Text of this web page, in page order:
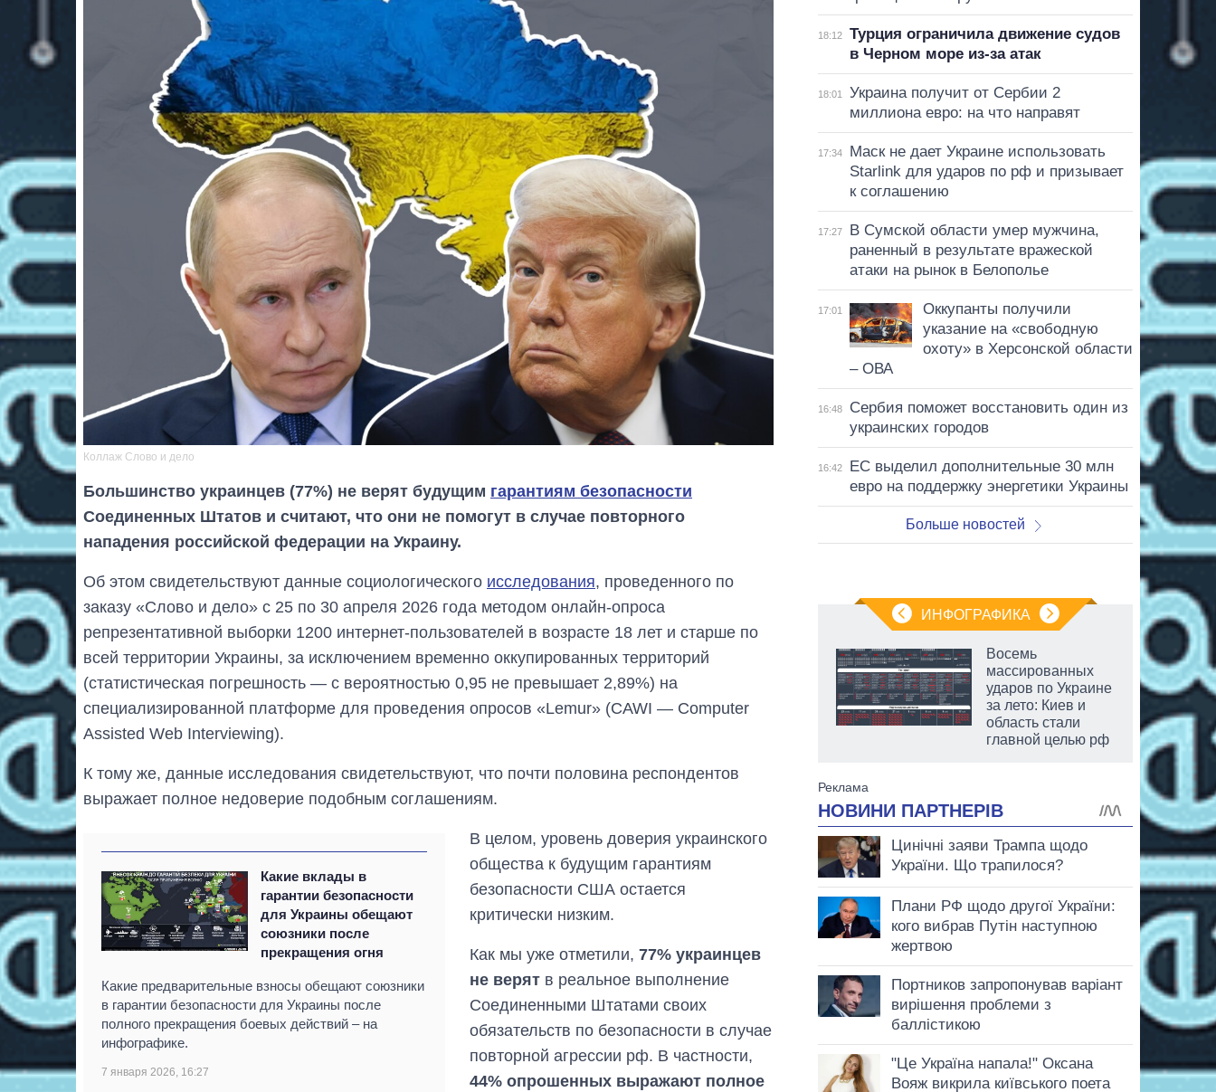
Коллаж Слово и дело
Большинство украинцев (77%) не верят будущим гарантиям безопасности
Соединенных Штатов и считают, что они не помогут в случае повторного
нападения российской федерации на Украину.
Об этом свидетельствуют данные социологического исследования, проведенного по
заказу «Слово и дело» с 25 по 30 апреля 2026 года методом онлайн-опроса
репрезентативной выборки 1200 интернет-пользователей в возрасте 18 лет и старше по
всей территории Украины, за исключением временно оккупированных территорий
(статистическая погрешность — с вероятностью 0,95 не превышает 2,89%) на
специализированной платформе для проведения опросов «Lemur» (CAWI — Computer
Assisted Web Interviewing).
К тому же, данные исследования свидетельствуют, что почти половина респондентов
выражает полное недоверие подобным соглашениям.
Какие вклады в
гарантии безопасности
для Украины обещают
союзники после
прекращения огня
Какие предварительные взносы обещают союзники
в гарантии безопасности для Украины после
полного прекращения боевых действий – на
инфографике.
7 января 2026, 16:27
В целом, уровень доверия украинского
общества к будущим гарантиям
безопасности США остается
критически низким.
Как мы уже отметили,77% украинцев
не верят в реальное выполнение
Соединенными Штатами своих
обязательств по безопасности в случае
повторной агрессии рф. В частности,
44% опрошенных выражают полное
18:12
Турция ограничила движение судов
в Черном море из-за атак
18:01
Украина получит от Сербии 2
миллиона евро: на что направят
17:34
Маск не дает Украине использовать
Starlink для ударов по рф и призывает
к соглашению
17:27
В Сумской области умер мужчина,
раненный в результате вражеской
атаки на рынок в Белополье
17:01
Оккупанты получили
указание на «свободную
охоту» в Херсонской области
– ОВА
16:48
Сербия поможет восстановить один из
украинских городов
16:42
ЕС выделил дополнительные 30 млн
евро на поддержку энергетики Украины
Больше новостей
ИНФОГРАФИКА
Дефицит памяти:
как вырос спрос
на чипы за
последние годы и
что прогнозируют
Восемь
массированных
ударов по Украине
за лето: Киев и
область стали
главной целью рф